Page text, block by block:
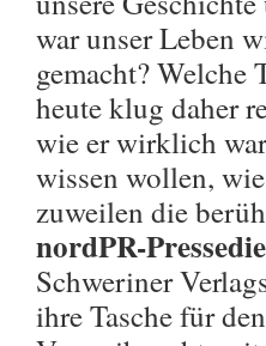
war unser Leben
gemacht? Welche
heute klug daher
wie er wirklich
wissen wollen,
zuweilen die
nordPR-
Schweriner
ihre Tasche für